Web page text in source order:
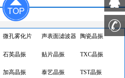
CCTV、监控摄像头，低姿态应用，工
用。
微孔雾化片 声表面滤波器 陶瓷晶振
石英晶振 贴片晶振 TXC晶振
加高晶振 泰艺晶振 TST晶振